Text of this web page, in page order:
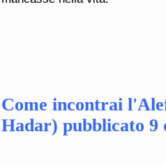
Come incontrai
Hadar) pubblicato 9